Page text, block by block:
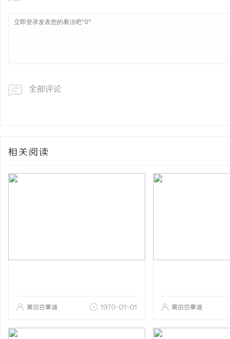
全部评论
相关阅读
莆田百事通 1970-01-01 莆田百事通